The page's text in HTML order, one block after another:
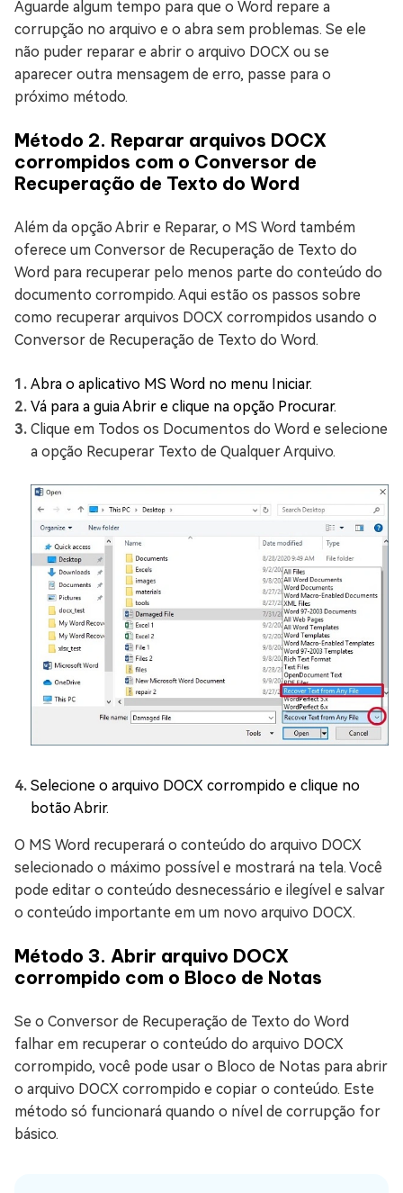
Aguarde algum tempo para que o Word repare a
corrupção no arquivo e o abra sem problemas. Se ele
não puder reparar e abrir o arquivo DOCX ou se
aparecer outra mensagem de erro, passe para o
próximo método.
Método 2. Reparar arquivos DOCX
corrompidos com o Conversor de
Recuperação de Texto do Word
Além da opção Abrir e Reparar, o MS Word também
oferece um Conversor de Recuperação de Texto do
Word para recuperar pelo menos parte do conteúdo do
documento corrompido. Aqui estão os passos sobre
como recuperar arquivos DOCX corrompidos usando o
Conversor de Recuperação de Texto do Word.
Abra o aplicativo MS Word no menu Iniciar.
Vá para a guia Abrir e clique na opção Procurar.
Clique em Todos os Documentos do Word e selecione
a opção Recuperar Texto de Qualquer Arquivo.
Selecione o arquivo DOCX corrompido e clique no
botão Abrir.
O MS Word recuperará o conteúdo do arquivo DOCX
selecionado o máximo possível e mostrará na tela. Você
pode editar o conteúdo desnecessário e ilegível e salvar
o conteúdo importante em um novo arquivo DOCX.
Método 3. Abrir arquivo DOCX
corrompido com o Bloco de Notas
Se o Conversor de Recuperação de Texto do Word
falhar em recuperar o conteúdo do arquivo DOCX
corrompido, você pode usar o Bloco de Notas para abrir
o arquivo DOCX corrompido e copiar o conteúdo. Este
método só funcionará quando o nível de corrupção for
básico.